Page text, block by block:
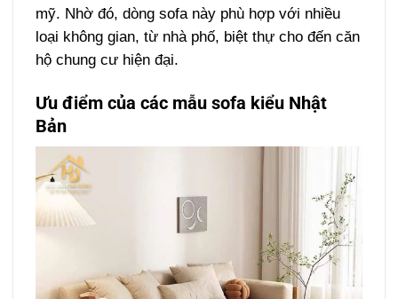
mỹ. Nhờ đó, dòng sofa này phù hợp với nhiều
loại không gian, từ nhà phố, biệt thự cho đến căn
hộ chung cư hiện đại.
Ưu điểm của các mẫu sofa kiểu Nhật
Bản